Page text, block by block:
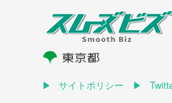
サイトポリシー